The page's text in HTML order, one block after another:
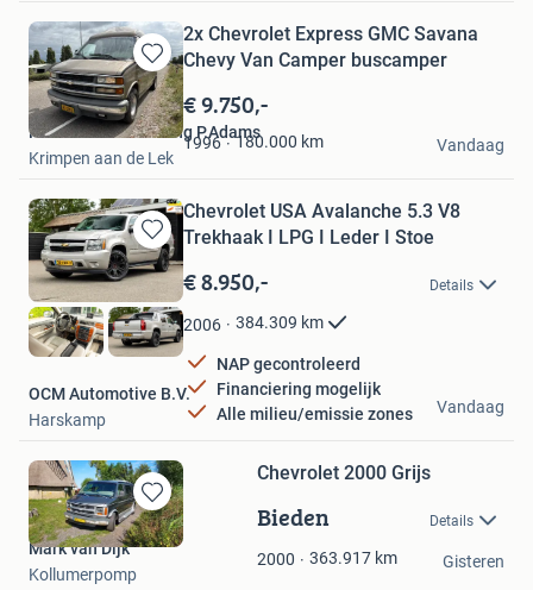
Bewaren
in
Mijn
Favorieten
2x Chevrolet Express GMC Savana
Chevy Van Camper buscamper
€ 9.750,-
1996 180.000 km
Handelsonderneming P.Adams
Krimpen aan de Lek
Vandaag
Bewaren
in
Favorieten
Chevrolet USA Avalanche 5.3 V8
Trekhaak I LPG I Leder I Stoe
€ 8.950,- Details
2006 384.309 km
NAP gecontroleerd
Financiering mogelijk
Alle milieu/emissie zones
OCM Automotive B.V.
Harskamp
Vandaag
Bewaren
in
Mijn
Favorieten
Chevrolet 2000 Grijs
Bieden Details
2000 363.917 km
Mark van Dijk
Kollumerpomp
Gisteren